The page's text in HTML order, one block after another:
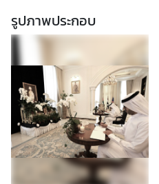
ศ
บ
ริ
ก
า
ร
รูปภาพประกอบ